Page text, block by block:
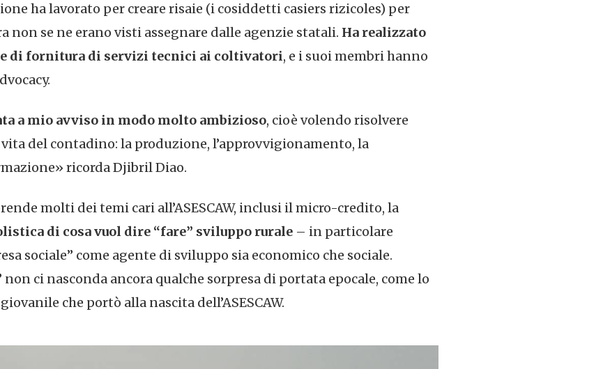
ha lavorato per creare risaie (i cosiddetti casiers rizicoles) per
non se ne erano visti assegnare dalle agenzie statali. Ha realizzato
di fornitura di servizi tecnici ai coltivatori, e i suoi membri hanno
a mio avviso in modo molto ambizioso, cioè volendo risolvere
del contadino: la produzione, l’approvvigionamento, la
ricorda Djibril Diao.
molti dei temi cari all’ASESCAW, inclusi il micro-credito, la
di cosa vuol dire “fare” sviluppo rurale – in particolare
sociale” come agente di sviluppo sia economico che sociale.
non ci nasconda ancora qualche sorpresa di portata epocale, come lo
che portò alla nascita dell’ASESCAW.